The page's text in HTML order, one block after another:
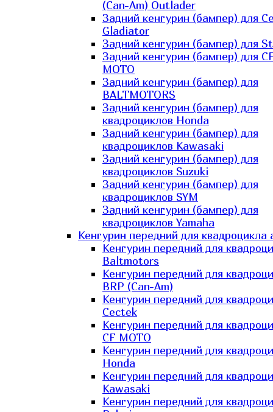
(Can-Am) Outlader
Задний кенгурин (бампер) для
Gladiator
Задний кенгурин (бампер) для
Задний кенгурин (бампер) для
MOTO
Задний кенгурин (бампер) для
BALTMOTORS
Задний кенгурин (бампер) для
квадроциклов Honda
Задний кенгурин (бампер) для
квадроциклов Kawasaki
Задний кенгурин (бампер) для
квадроциклов Suzuki
Задний кенгурин (бампер) для
квадроциклов SYM
Задний кенгурин (бампер) для
квадроциклов Yamaha
Кенгурин передний для квадроцикла
Кенгурин передний для
Baltmotors
Кенгурин передний для
BRP (Can-Am)
Кенгурин передний для
Cectek
Кенгурин передний для
CF MOTO
Кенгурин передний для
Honda
Кенгурин передний для
Kawasaki
Кенгурин передний для